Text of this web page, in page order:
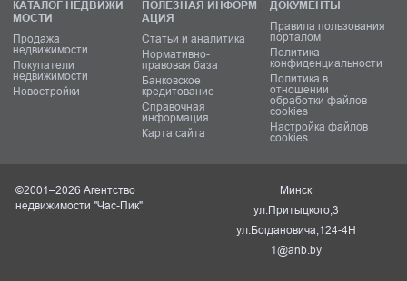
КАТАЛОГ НЕДВИЖИ
МОСТИ
Продажа
недвижимости
Покупатели
недвижимости
Новостройки
ПОЛЕЗНАЯ ИНФОРМ
АЦИЯ
Статьи и аналитика
Нормативно-
правовая база
Банковское
кредитование
Справочная
информация
Карта сайта
ДОКУМЕНТЫ
Правила пользования
порталом
Политика
конфиденциальности
Политика в
отношении
обработки файлов
cookies
Настройка файлов
cookies
©2001–2026 Агентство
недвижимости "Час-Пик"
Минск
ул.Притыцкого,3
ул.Богдановича,124-4Н
1@anb.by